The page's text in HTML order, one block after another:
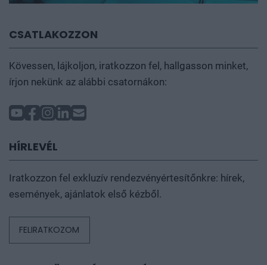
CSATLAKOZZON
Kövessen, lájkoljon, iratkozzon fel, hallgasson minket,
írjon nekünk az alábbi csatornákon:
HÍRLEVÉL
Iratkozzon fel exkluzív rendezvényértesítőnkre: hírek,
események, ajánlatok első kézből.
FELIRATKOZOM